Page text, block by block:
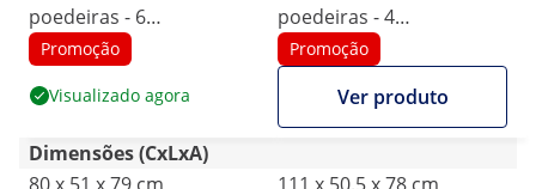
poedeiras - 6
compartimentos - aço
na parede
Promoção
Visualizado agora
poedeiras - 4
compartimentos - aço
galvanizado - pernas
Promoção
Ver produto
Dimensões (CxLxA)